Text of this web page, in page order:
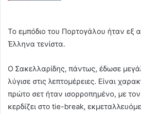
Το εμπόδιο του Πορτογάλου ήταν εξ
Έλληνα τενίστα.
Ο Σακελλαρίδης, πάντως, έδωσε
λύγισε στις λεπτομέρειες. Είναι
πρώτο σετ ήταν ισορροπημένο, με
κερδίζει στο tie-break,